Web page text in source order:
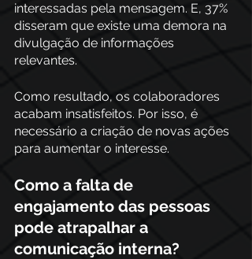
interessadas pela mensagem. E, 37%
disseram que existe uma demora na
divulgação de informações
relevantes.
Como resultado, os colaboradores
acabam insatisfeitos. Por isso, é
necessário a criação de novas ações
para aumentar o interesse.
Como a falta de
engajamento das pessoas
pode atrapalhar a
comunicação interna?